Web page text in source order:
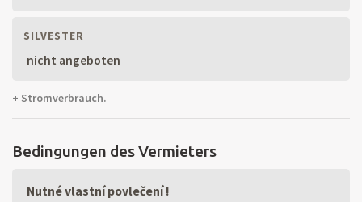
SILVESTER
nicht angeboten
+ Stromverbrauch.
Bedingungen des Vermieters
Nutné vlastní povlečení !